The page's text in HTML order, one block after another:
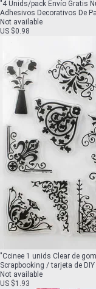
"4 Unids/pack Envío Gratis
Adhesivos Decorativos De
Not available
US $0.98
"Ccinee 1 unids Clear de
Scrapbooking / tarjeta de
Not available
US $1.93